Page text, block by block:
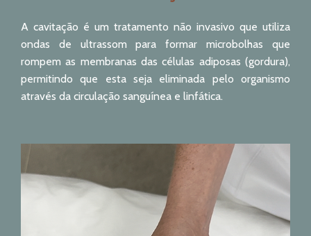
A cavitação é um tratamento não invasivo que utiliza
ondas de ultrassom para formar microbolhas que
rompem as membranas das células adiposas (gordura),
permitindo que esta seja eliminada pelo organismo
através da circulação sanguínea e linfática.